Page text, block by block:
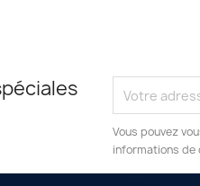
Vous pouvez
informations de